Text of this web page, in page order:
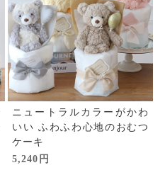
ニュートラルカラーがかわ
いい ふわふわ心地のおむつ
ケーキ
5,240円